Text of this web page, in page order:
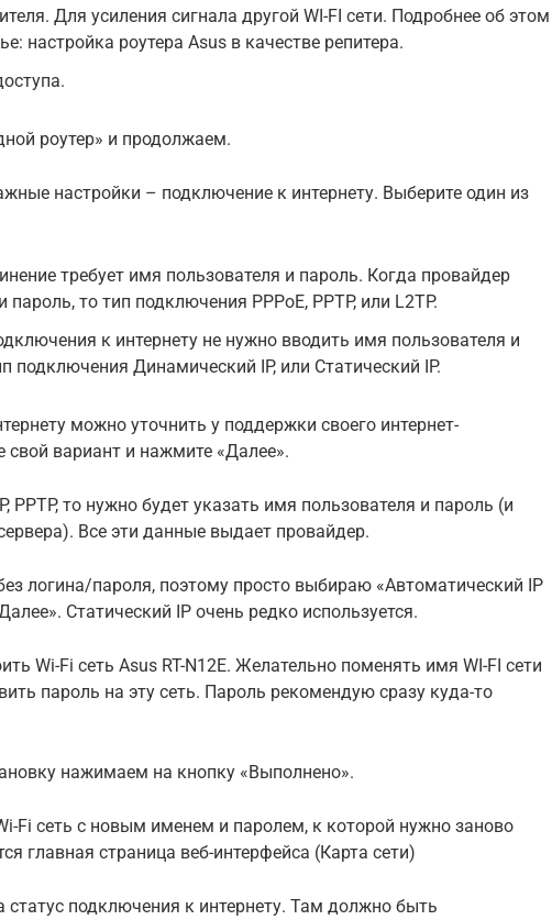
Для усиления сигнала другой WI-FI сети. Подробнее об этом
настройка роутера Asus в качестве репитера.
роутер» и продолжаем.
настройки – подключение к интернету. Выберите один из
требует имя пользователя и пароль. Когда провайдер
пароль, то тип подключения PPPoE, PPTP, или L2TP.
к интернету не нужно вводить имя пользователя и
подключения Динамический IP, или Статический IP.
можно уточнить у поддержки своего интернет-
свой вариант и нажмите «Далее».
PPTP, то нужно будет указать имя пользователя и пароль (и
Все эти данные выдает провайдер.
логина/пароля, поэтому просто выбираю «Автоматический IP
Статический IP очень редко используется.
Wi-Fi сеть Asus RT-N12E. Желательно поменять имя WI-FI сети
пароль на эту сеть. Пароль рекомендую сразу куда-то
нажимаем на кнопку «Выполнено».
Fi сеть с новым именем и паролем, к которой нужно заново
главная страница веб-интерфейса (Карта сети)
статус подключения к интернету. Там должно быть